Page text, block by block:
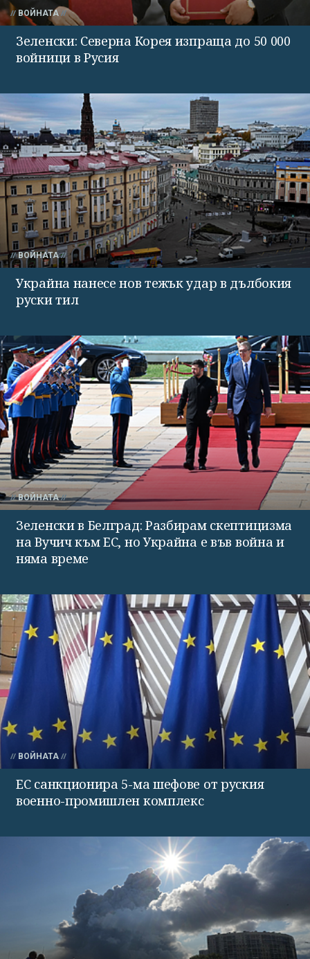
ВОЙНАТА
Зеленски: Северна Корея изпраща до 50 000
войници в Русия
ВОЙНАТА
Украйна нанесе нов тежък удар в дълбокия
руски тил
ВОЙНАТА
Зеленски в Белград: Разбирам скептицизма
на Вучич към ЕС, но Украйна е във война и
няма време
ВОЙНАТА
ЕС санкционира 5-ма шефове от руския
военно-промишлен комплекс